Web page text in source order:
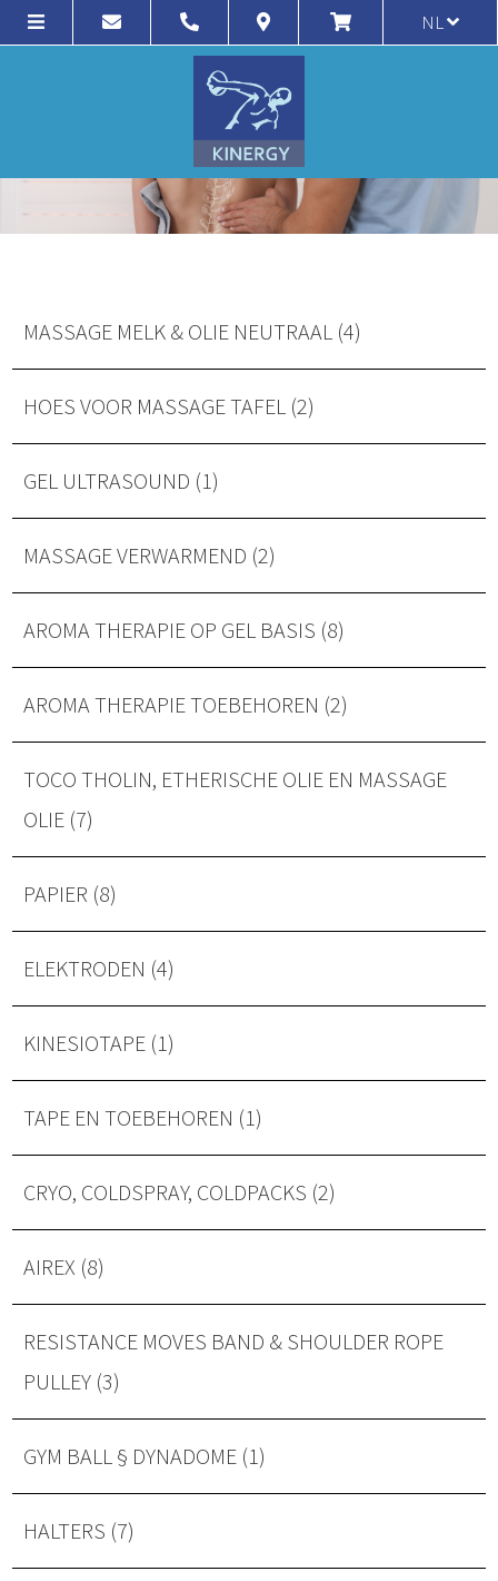
NL
MASSAGE MELK & OLIE NEUTRAAL (4)
HOES VOOR MASSAGE TAFEL (2)
GEL ULTRASOUND (1)
MASSAGE VERWARMEND (2)
AROMA THERAPIE OP GEL BASIS (8)
AROMA THERAPIE TOEBEHOREN (2)
TOCO THOLIN, ETHERISCHE OLIE EN MASSAGE
OLIE (7)
PAPIER (8)
ELEKTRODEN (4)
KINESIOTAPE (1)
TAPE EN TOEBEHOREN (1)
CRYO, COLDSPRAY, COLDPACKS (2)
AIREX (8)
RESISTANCE MOVES BAND & SHOULDER ROPE
PULLEY (3)
GYM BALL § DYNADOME (1)
HALTERS (7)